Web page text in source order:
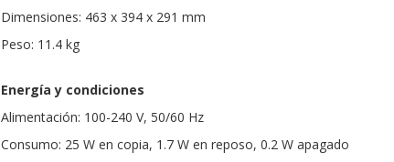
Dimensiones: 463 x 394 x 291 mm
Peso: 11.4 kg
Energía y condiciones
Alimentación: 100-240 V, 50/60 Hz
Consumo: 25 W en copia, 1.7 W en reposo, 0.2 W apagado